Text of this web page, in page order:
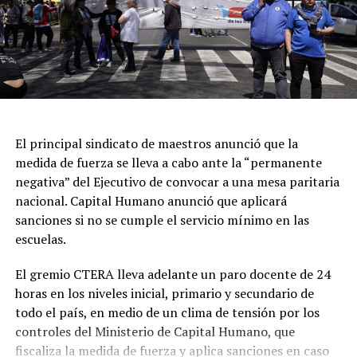
A las 03.51 ingresó un llamado al 911 informando que
habría personas en un balneario donde habría sido la
supuesta entrevista laboral. Tras el arribo del móvil
policial, dos hombres se estaban dando a la fuga, hasta
que fueron detenidos en las inmediaciones del Balneario
Waikiki.
Luego, se realizó un relevamiento en el predio, donde se
encontró el cuerpo de la joven, atado con cables y se
determinó que ambos sospechosos presentaban lesiones
compatibles con una defensa por parte de Mailén.
Los primeros resultados de la autopsia
El informe preliminar, que fue recibido por la Unidad
Funcional de Instrucción N°7, también reveló que la
víctima presentaba golpes en la cara y en ambos brazos,
además de otros cortes de menor gravedad,
En esta primera revisión no se detectaron lesiones
El principal sindicato de maestros anunció que la
medida de fuerza se lleva a cabo ante la “permanente
negativa” del Ejecutivo de convocar a una mesa paritaria
nacional. Capital Humano anunció que aplicará
sanciones si no se cumple el servicio mínimo en las
escuelas.
El gremio CTERA lleva adelante un paro docente de 24
horas en los niveles inicial, primario y secundario de
todo el país, en medio de un clima de tensión por los
controles del Ministerio de Capital Humano, que
fiscaliza la medida de fuerza y aplica sanciones en caso